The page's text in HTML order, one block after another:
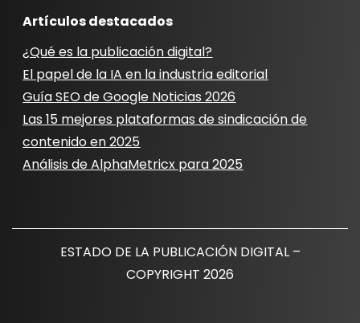
Artículos destacados
¿Qué es la publicación digital?
El papel de la IA en la industria editorial
Guía SEO de Google Noticias 2026
Las 15 mejores plataformas de sindicación de
contenido en 2025
Análisis de AlphaMetricx para 2025
ESTADO DE LA PUBLICACIÓN DIGITAL –
COPYRIGHT 2026